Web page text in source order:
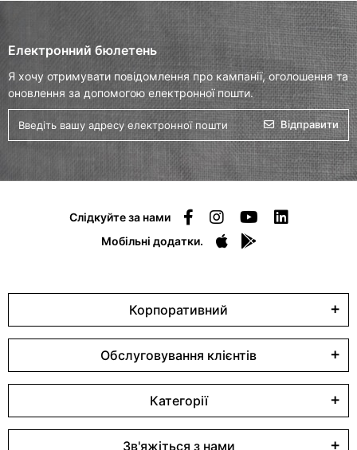
Електронний бюлетень
Я хочу отримувати повідомлення про кампанії, оголошення та
оновлення за допомогою електронної пошти.
Відправити
Слідкуйте за нами
Мобільні додатки.
Корпоративний
Обслуговування клієнтів
Категорії
Зв'яжіться з нами